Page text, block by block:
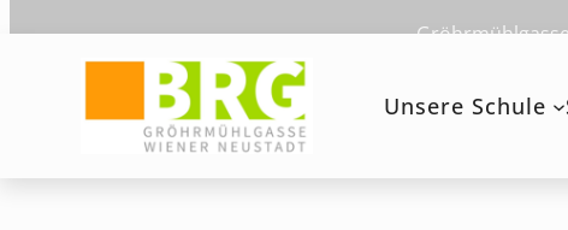
Unsere Schule